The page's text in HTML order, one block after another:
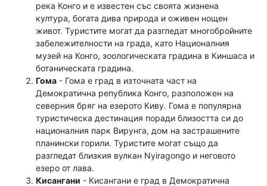
река Конго и е известен със своята жизнена
култура, богата дива природа и оживен нощен
живот. Туристите могат да разгледат многобройните
забележителности на града, като Националния
музей на Конго, зоологическата градина в Киншаса и
ботаническата градина.
Гома - Гома е град в източната част на
Демократична република Конго, разположен на
северния бряг на езерото Киву. Гома е популярна
туристическа дестинация поради близостта си до
националния парк Вирунга, дом на застрашените
планински горили. Туристите могат също да
разгледат близкия вулкан Nyiragongo и неговото
езеро от лава.
Кисангани - Кисангани е град в Демократична